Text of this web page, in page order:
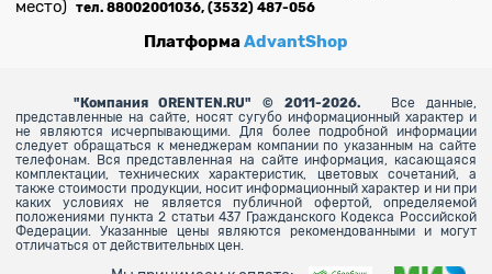
место) тел. 88002001036, (3532) 487-056
ПлатформаAdvantShop
" Компания ORENTEN.RU" © 2011-2026.
Все данные,
представленные на сайте, носят сугубо информационный характер и
не являются исчерпывающими. Для более подробной информации
следует обращаться к менеджерам компании по указанным на сайте
телефонам. Вся представленная на сайте информация, касающаяся
комплектации, технических характеристик, цветовых сочетаний, а
также стоимости продукции, носит информационный характер и ни при
каких условиях не является публичной офертой, определяемой
положениями пункта 2 статьи 437 Гражданского Кодекса Российской
Федерации. Указанные цены являются рекомендованными и могут
отличаться от действительных цен.